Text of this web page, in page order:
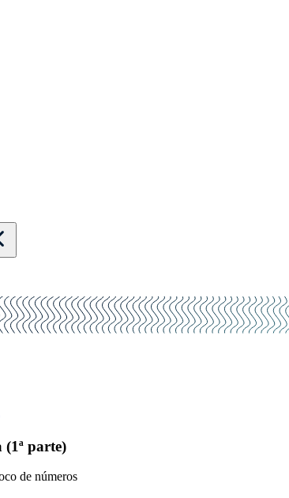
parte)
de números